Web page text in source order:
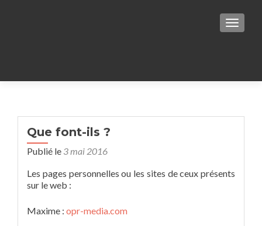
/home/clients/
Que font-ils ?
Publié le 3 mai 2016
Les pages personnelles ou les sites de ceux présents
sur le web :
Maxime : opr-media.com